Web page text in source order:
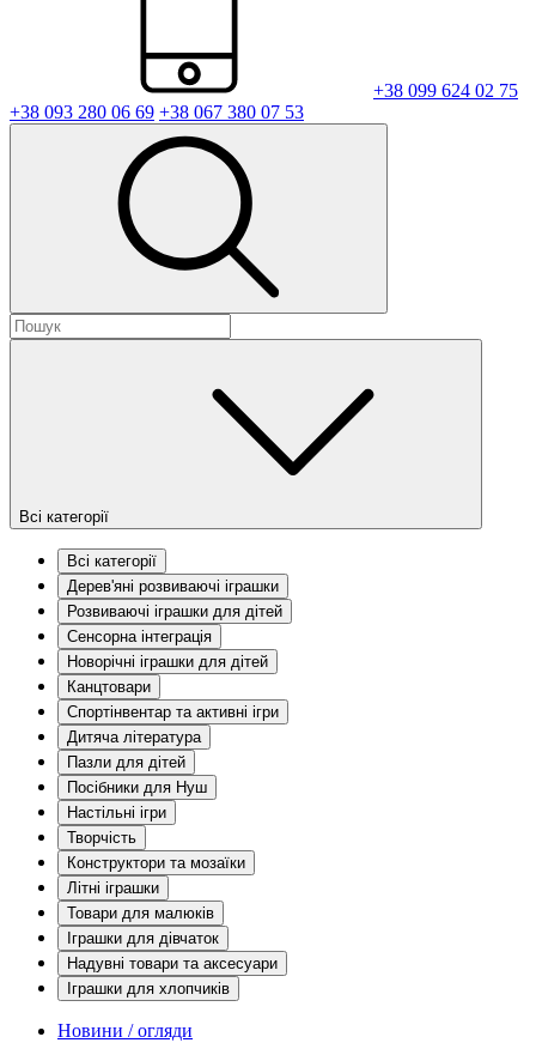
+38 099 624 02 75
+38 093 280 06 69 +38 067 380 07 53
Всі категорії
Всі категорії
Дерев'яні розвиваючі іграшки
Розвиваючі іграшки для дітей
Сенсорна інтеграція
Новорічні іграшки для дітей
Канцтовари
Спортінвентар та активні ігри
Дитяча література
Пазли для дітей
Посібники для Нуш
Настільні ігри
Творчість
Конструктори та мозаїки
Літні іграшки
Товари для малюків
Іграшки для дівчаток
Надувні товари та аксесуари
Іграшки для хлопчиків
Новини / огляди